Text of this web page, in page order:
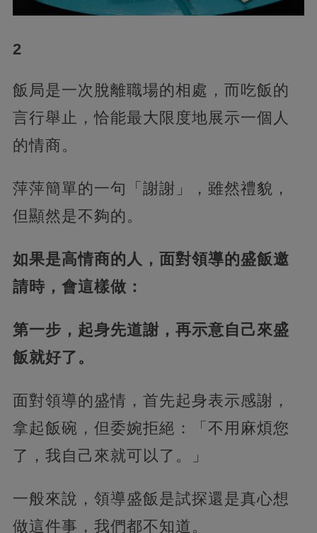
2
飯局是一次脫離職場的相處，而吃飯的
言行舉止，恰能最大限度地展示一個人
的情商。
萍萍簡單的一句「謝謝」，雖然禮貌，
但顯然是不夠的。
如果是高情商的人，面對領導的盛飯邀
請時，會這樣做：
第一步，起身先道謝，再示意自己來盛
飯就好了。
面對領導的盛情，首先起身表示感謝，
拿起飯碗，但委婉拒絕：「不用麻煩您
了，我自己來就可以了。」
一般來說，領導盛飯是試探還是真心想
做這件事，我們都不知道。